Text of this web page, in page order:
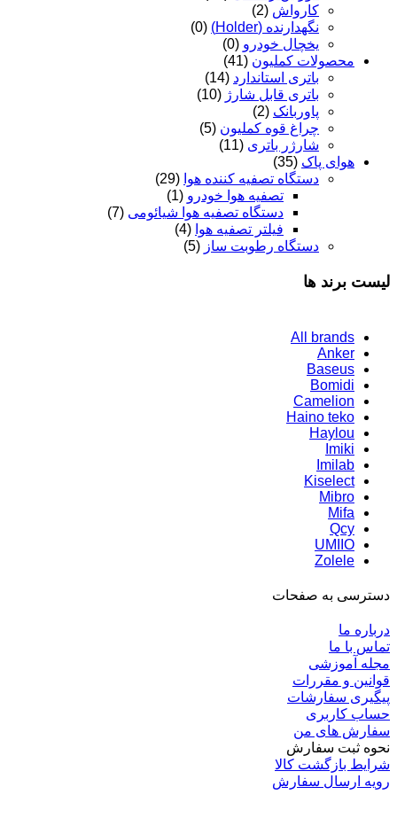
کارواش (2)
نگهدارنده (Holder)
(0)
یخچال خودرو (0)
محصولات کملیون (41)
باتری استاندارد (14)
باتری قابل شارژ (10)
پاوربانک (2)
چراغ قوه کملیون (5)
شارژر باتری (11)
هوای پاک (35)
دستگاه تصفیه کننده هوا (29)
تصفیه هوا خودرو (1)
دستگاه تصفیه هوا شیائومی (7)
فیلتر تصفیه هوا (4)
دستگاه رطوبت ساز (5)
لیست برند ها
All brands
Anker
Baseus
Bomidi
Camelion
Haino teko
Haylou
Imiki
Imilab
Kiselect
Mibro
Mifa
Qcy
UMIIO
Zolele
دسترسی به صفحات
درباره ما
تماس با ما
مجله آموزشی
قوانین و مقررات
پیگیری سفارشات
حساب کاربری
سفارش های من
نحوه ثبت سفارش
شرایط بازگشت کالا
رویه ارسال سفارش